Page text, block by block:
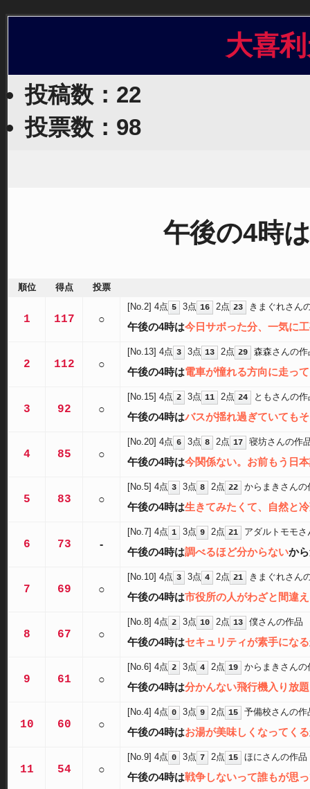
大喜
投稿数：22
投票数：98
午後の4時
順位 得点 投票
1 117 ○
[No.2] 4点 5 3点 16 2点 23 きまぐれさん
午後の4時は今日サボった分、一気に
2 112 ○
[No.13] 4点 3 3点 13 2点 29 森森さんの作
午後の4時は電車が憧れる方向に走っ
3 92 ○
[No.15] 4点 2 3点 11 2点 24 ともさんの作
午後の4時はバスが揺れ過ぎていても
4 85 ○
[No.20] 4点 6 3点 8 2点 17 寝坊さんの作
午後の4時は今関係ない。お前もう日
5 83 ○
[No.5] 4点 3 3点 8 2点 22 からまきさんの
午後の4時は生きてみたくて、自然と
6 73 -
[No.7] 4点 1 3点 9 2点 21 アダルトモモさ
午後の4時は調べるほど分からないか
7 69 ○
[No.10] 4点 3 3点 4 2点 21 きまぐれさん
午後の4時は市役所の人がわざと間違
8 67 ○
[No.8] 4点 2 3点 10 2点 13 僕さんの作品
午後の4時はセキュリティが素手になる
9 61 ○
[No.6] 4点 2 3点 4 2点 19 からまきさんの
午後の4時は分かんない飛行機入り放
10 60 ○
[No.4] 4点 0 3点 9 2点 15 予備校さんの作
午後の4時はお湯が美味しくなってくる
11 54 ○
[No.9] 4点 0 3点 7 2点 15 ほにさんの作品
午後の4時は戦争しないって誰もが思